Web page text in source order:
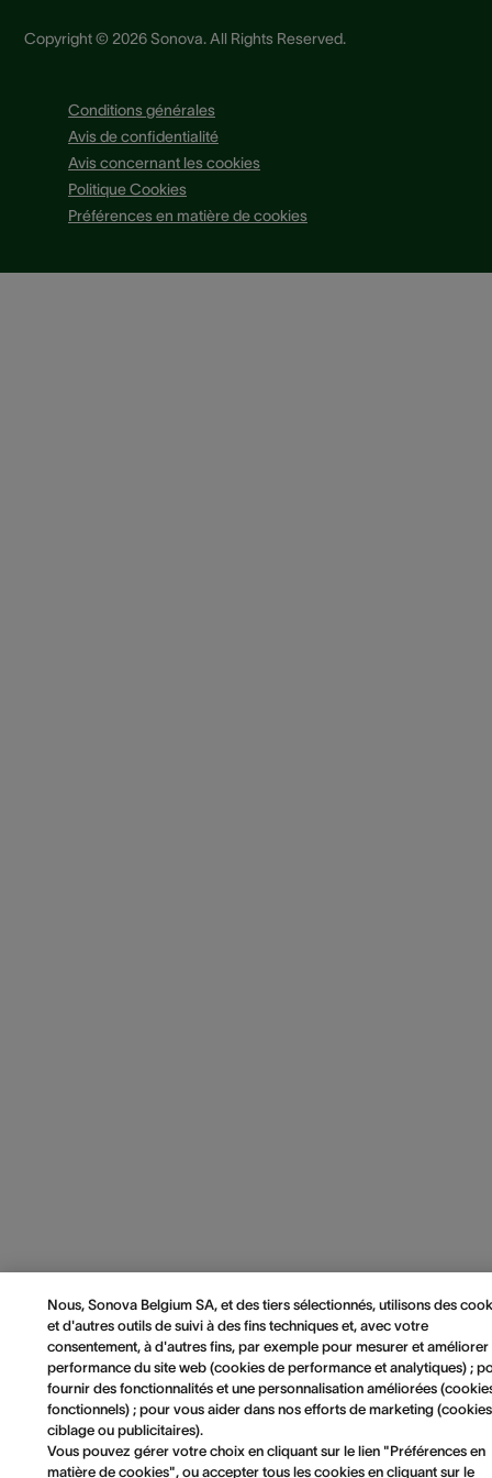
Copyright © 2026 Sonova. All Rights Reserved.
Conditions générales
Avis de confidentialité
Avis concernant les cookies
Politique Cookies
Préférences en matière de cookies
Nous, Sonova Belgium SA, et des tiers sélectionnés, utilisons des
et d'autres outils de suivi à des fins techniques et, avec votre
consentement, à d'autres fins, par exemple pour mesurer et améliorer
performance du site web (cookies de performance et analytiques) ;
fournir des fonctionnalités et une personnalisation améliorées
fonctionnels) ; pour vous aider dans nos efforts de marketing
ciblage ou publicitaires).
Vous pouvez gérer votre choix en cliquant sur le lien "Préférences en
matière de cookies", ou accepter tous les cookies en cliquant sur le